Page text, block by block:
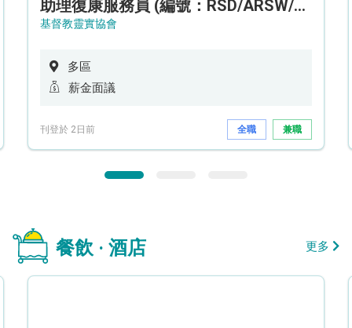
助理復康服務員 (編號：RSD/ARSW/CTE)
基督教靈實協會
多區
薪金面議
刊登於 2日前 全職 兼職
餐飲 · 酒店 更多